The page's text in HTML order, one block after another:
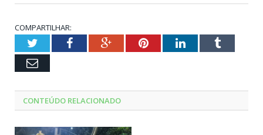
COMPARTILHAR:
TwitterFacebookGoogle+PinterestLinkedInTumblr
Email
CONTEÚDO RELACIONADO